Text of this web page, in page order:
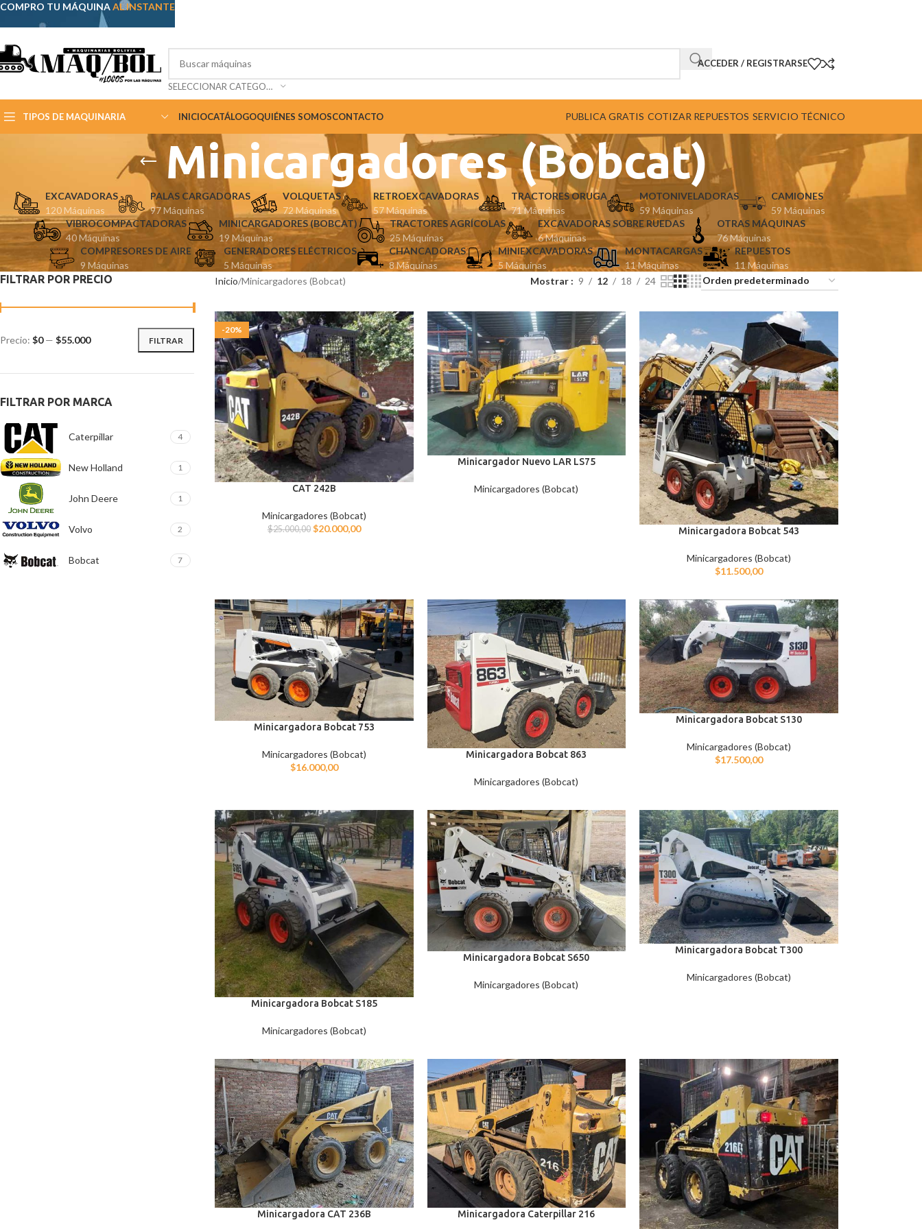
SELECCIONAR CATEGORÍA
ACCEDER / REGISTRARSE
TIPOS DE MAQUINARIA INICIOCATÁLOGOQUIÉNES SOMOSCONTACTO PUBLICA GRATIS COTIZAR REPUESTOS SERVICIO TÉCNICO
Minicargadores (Bobcat)
EXCAVADORAS
120 Máquinas
PALAS CARGADORAS
97 Máquinas
VOLQUETAS
72 Máquinas
RETROEXCAVADORAS
57 Máquinas
TRACTORES ORUGA
71 Máquinas
MOTONIVELADORAS
59 Máquinas
CAMIONES
59 Máquinas
VIBROCOMPACTADORAS
40 Máquinas
MINICARGADORES (BOBCAT)
19 Máquinas
TRACTORES AGRÍCOLAS
25 Máquinas
EXCAVADORAS SOBRE RUEDAS
6 Máquinas
OTRAS MÁQUINAS
76 Máquinas
COMPRESORES DE AIRE
9 Máquinas
GENERADORES ELÉCTRICOS
5 Máquinas
CHANCADORAS
8 Máquinas
MINIEXCAVADORAS
5 Máquinas
MONTACARGAS
11 Máquinas
REPUESTOS
11 Máquinas
FILTRAR POR PRECIO
FILTRAR
Precio: $0— $55.000
FILTRAR POR MARCA
Caterpillar 4
New Holland 1
John Deere 1
Volvo 2
Bobcat 7
Inicio Minicargadores (Bobcat) Mostrar 9 12 18 24
-20%
CAT 242B
Minicargadores (Bobcat)
$25.000,00 $20.000,00
Minicargador Nuevo LAR LS75
Minicargadores (Bobcat)
Minicargadora Bobcat 543
Minicargadores (Bobcat)
$11.500,00
Minicargadora Bobcat 753
Minicargadores (Bobcat)
$16.000,00
Minicargadora Bobcat 863
Minicargadores (Bobcat)
Minicargadora Bobcat S130
Minicargadores (Bobcat)
$17.500,00
Minicargadora Bobcat S185
Minicargadores (Bobcat)
Minicargadora Bobcat S650
Minicargadores (Bobcat)
Minicargadora Bobcat T300
Minicargadores (Bobcat)
Minicargadora CAT 236B Minicargadora Caterpillar 216
COMPRO TU MÁQUINAAL INSTANTE